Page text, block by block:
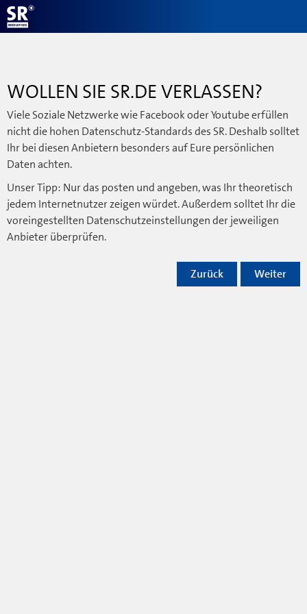
WOLLEN SIE SR.DE VERLASSEN?
Viele Soziale Netzwerke wie Facebook oder Youtube erfüllen
nicht die hohen Datenschutz-Standards des SR. Deshalb solltet
Ihr bei diesen Anbietern besonders auf Eure persönlichen
Daten achten.
Unser Tipp: Nur das posten und angeben, was Ihr theoretisch
jedem Internetnutzer zeigen würdet. Außerdem solltet Ihr die
voreingestellten Datenschutzeinstellungen der jeweiligen
Anbieter überprüfen.
Weiter
Zurück